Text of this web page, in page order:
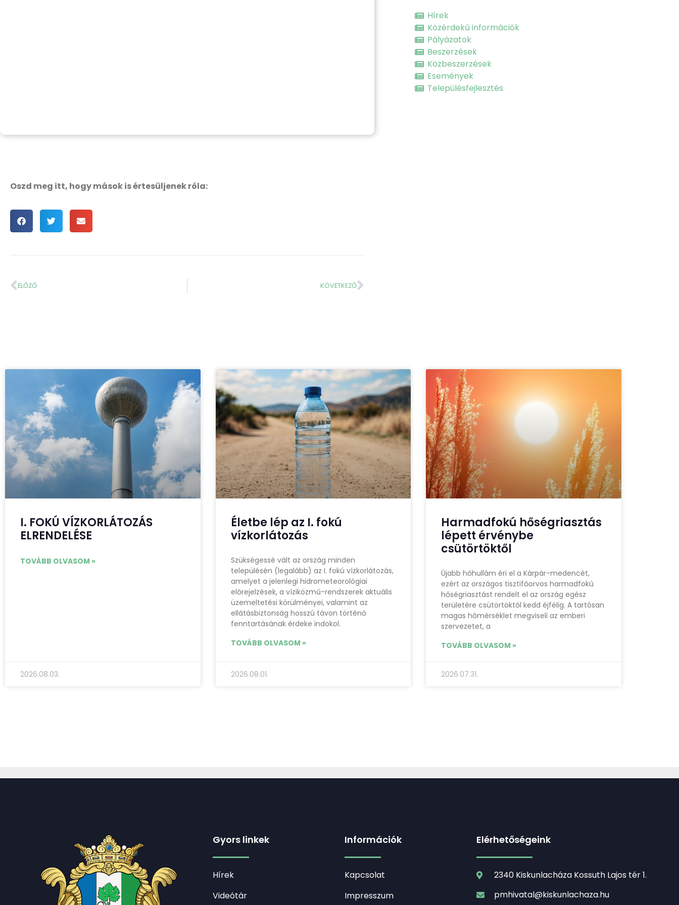
Hírek
Közérdekű információk
Pályázatok
Beszerzések
Közbeszerzések
Események
Településfejlesztés
Oszd meg itt, hogy mások is értesüljenek róla:
ELŐZŐ KÖVETKEZŐ
I. FOKÚ VÍZKORLÁTOZÁS
ELRENDELÉSE
TOVÁBB OLVASOM »
2026.08.03.
Életbe lép az I. fokú
vízkorlátozás
Szükségessé vált az ország minden
településén (legalább) az I. fokú vízkorlátozás,
amelyet a jelenlegi hidrometeorológiai
előrejelzések, a víziközmű-rendszerek aktuális
üzemeltetési körülményei, valamint az
ellátásbiztonság hosszú távon történő
fenntartásának érdeke indokol.
TOVÁBB OLVASOM »
2026.08.01.
Harmadfokú hőségriasztás
lépett érvénybe
csütörtöktől
Újabb hőhullám éri el a Kárpár-medencét,
ezért az országos tisztifőorvos harmadfokú
hőségriasztást rendelt el az ország egész
területére csütörtöktől kedd éjfélig. A tartósan
magas hőmérséklet megviseli az emberi
szervezetet, a
TOVÁBB OLVASOM »
2026.07.31.
Gyors linkek
Hírek
Videótár
Információk
Kapcsolat
Impresszum
Elérhetőségeink
2340 Kiskunlacháza Kossuth Lajos tér 1.
pmhivatal@kiskunlachaza.hu